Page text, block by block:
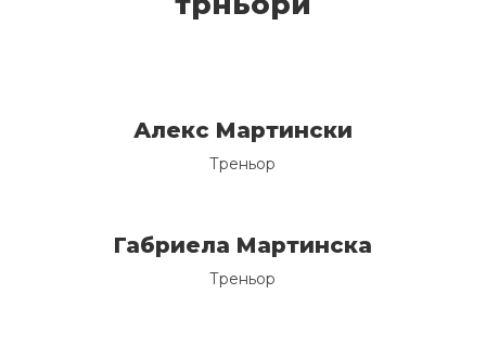
Алекс Мартински
Треньор
Габриела Мартинска
Треньор